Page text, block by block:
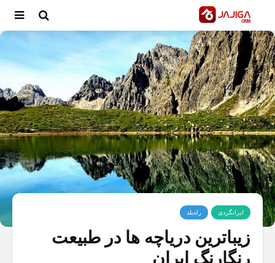
ایرانگردی راه‌بلد
زیباترین دریاچه ها در طبیعت
رنگارنگ ایران